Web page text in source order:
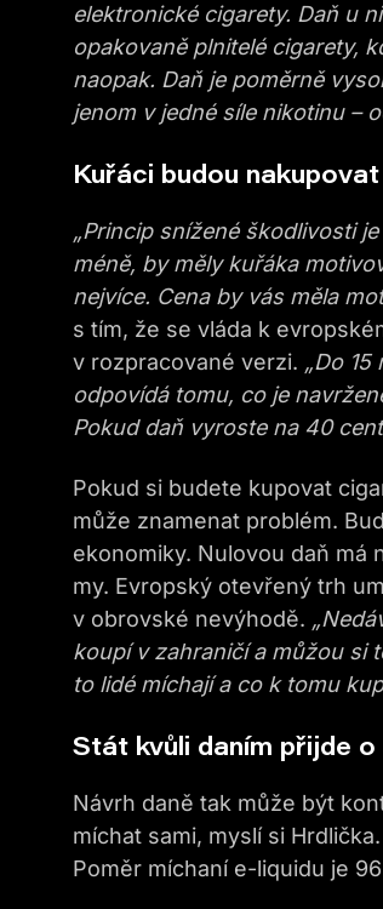
elektronické cigarety. Daň u
opakovaně plnitelé cigarety,
naopak. Daň je poměrně
jenom v jedné síle nikotinu –
Kuřáci budou
„Princip snížené škodlivosti
méně, by měly kuřáka
nejvíce. Cena by vás měla
s tím, že se vláda k
v rozpracované verzi. „Do
odpovídá tomu, co je
Pokud daň vyroste na 40
Pokud si budete kupovat
může znamenat problém.
ekonomiky. Nulovou daň má
my. Evropský otevřený trh
v obrovské nevýhodě.
koupí v zahraničí a můžou si
to lidé míchají a co k tomu
Stát kvůli daním přijde
Návrh daně tak může být
míchat sami, myslí si
Poměr míchaní e-liquidu je